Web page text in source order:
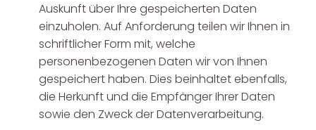
Auskunft über Ihre gespeicherten Daten
einzuholen. Auf Anforderung teilen wir Ihnen in
schriftlicher Form mit, welche
personenbezogenen Daten wir von Ihnen
gespeichert haben. Dies beinhaltet ebenfalls,
die Herkunft und die Empfänger Ihrer Daten
sowie den Zweck der Datenverarbeitung.